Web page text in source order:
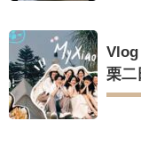
Vlog
栗二